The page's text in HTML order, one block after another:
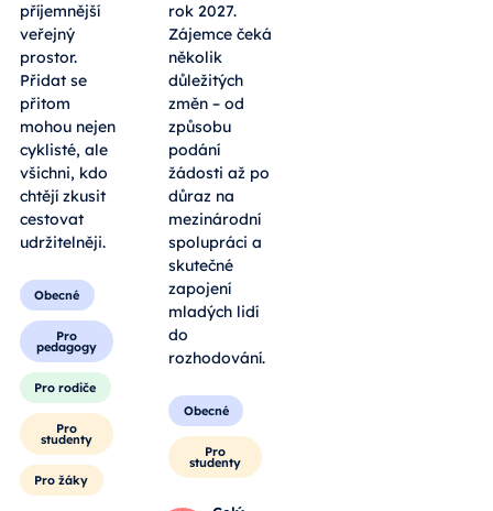
příjemnější
veřejný
prostor.
Přidat se
přitom
mohou nejen
cyklisté, ale
všichni, kdo
chtějí zkusit
cestovat
udržitelněji.
Obecné
Pro
pedagogy
Pro rodiče
Pro
studenty
Pro žáky
rok 2027.
Zájemce čeká
několik
důležitých
změn – od
způsobu
podání
žádosti až po
důraz na
mezinárodní
spolupráci a
skutečné
zapojení
mladých lidí
do
rozhodování.
Obecné
Pro
studenty